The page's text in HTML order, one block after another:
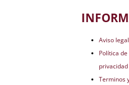
Aviso legal
Política de
privacidad
Terminos